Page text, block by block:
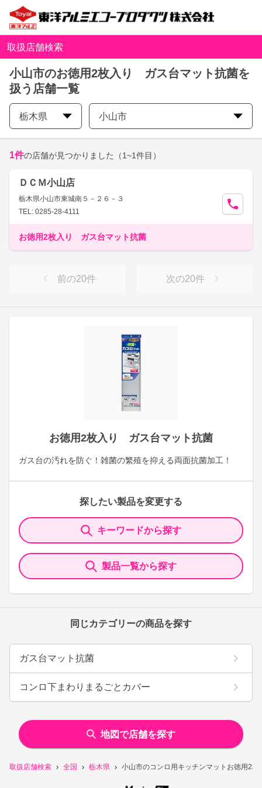
取扱店舗検索 全国 栃木県 小山市のコンロ用キッチンマットお徳用2
取扱店舗検索
小山市のお徳用2枚入り ガス台マット抗菌を
扱う店舗一覧
栃木県 小山市
お徳用2枚入り ガス台マット抗菌
ガス台の汚れを防ぐ！雑菌の繁殖を抑える両面抗菌加工！
探したい製品を変更する
キーワードから探す
製品一覧から探す
同じカテゴリーの商品を探す
ガス台マット抗菌
コンロ下まわりまるごとカバー
1件の店舗が見つかりました （1~1件目）
ＤＣＭ小山店
栃木県小山市東城南５－２６－３
TEL: 0285-28-4111
お徳用2枚入り ガス台マット抗菌
前の20件 次の20件
地図で店舗を探す